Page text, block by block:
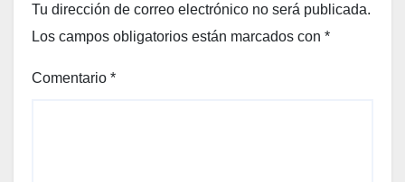
Tu dirección de correo electrónico no será publicada.
Los campos obligatorios están marcados con *
Comentario *